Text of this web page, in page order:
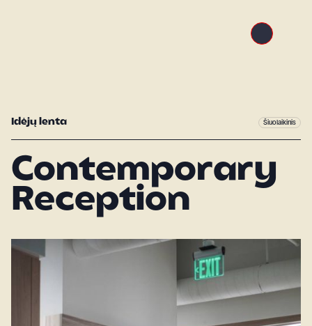
Idėjų lenta Šiuolaikinis
Contemporary
Reception